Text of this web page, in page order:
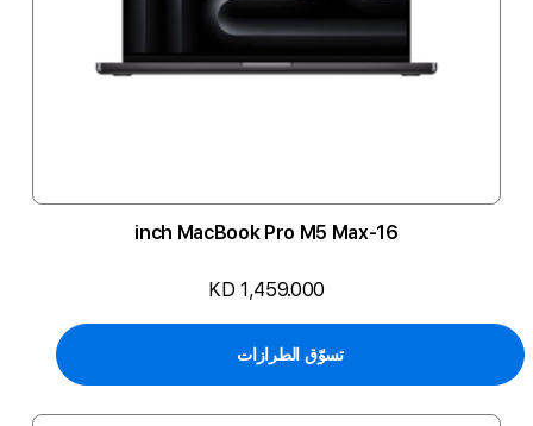
16-inch MacBook Pro M5 Max
KD 1,459.000
تسوّق الطرازات